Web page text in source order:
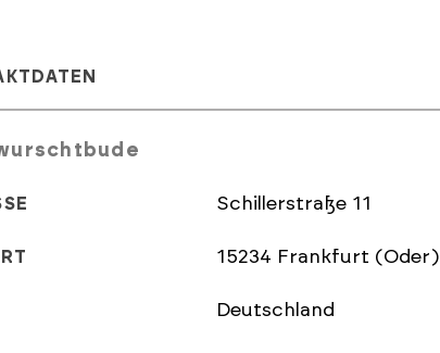
Schillerstraße 11
15234 Frankfurt (Oder)
Deutschland